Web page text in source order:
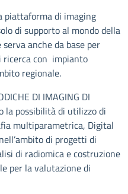
piattaforma di imaging
di supporto al mondo della
serva anche da base per
ricerca con impianto
regionale.
DI IMAGING DI
la possibilità di utilizzo di
multiparametrica, Digital
di progetti di
di radiomica e costruzione
per la valutazione di